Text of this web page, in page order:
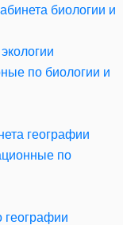
биологии и
по биологии и
географии
по
географии